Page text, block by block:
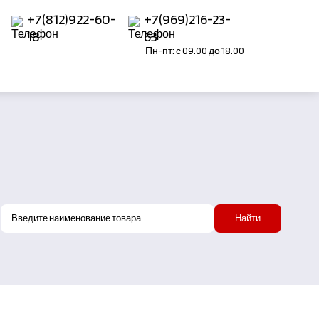
+7(812)922-60-
18
+7(969)216-23-
63
Пн-пт: с 09.00 до 18.00
Найти